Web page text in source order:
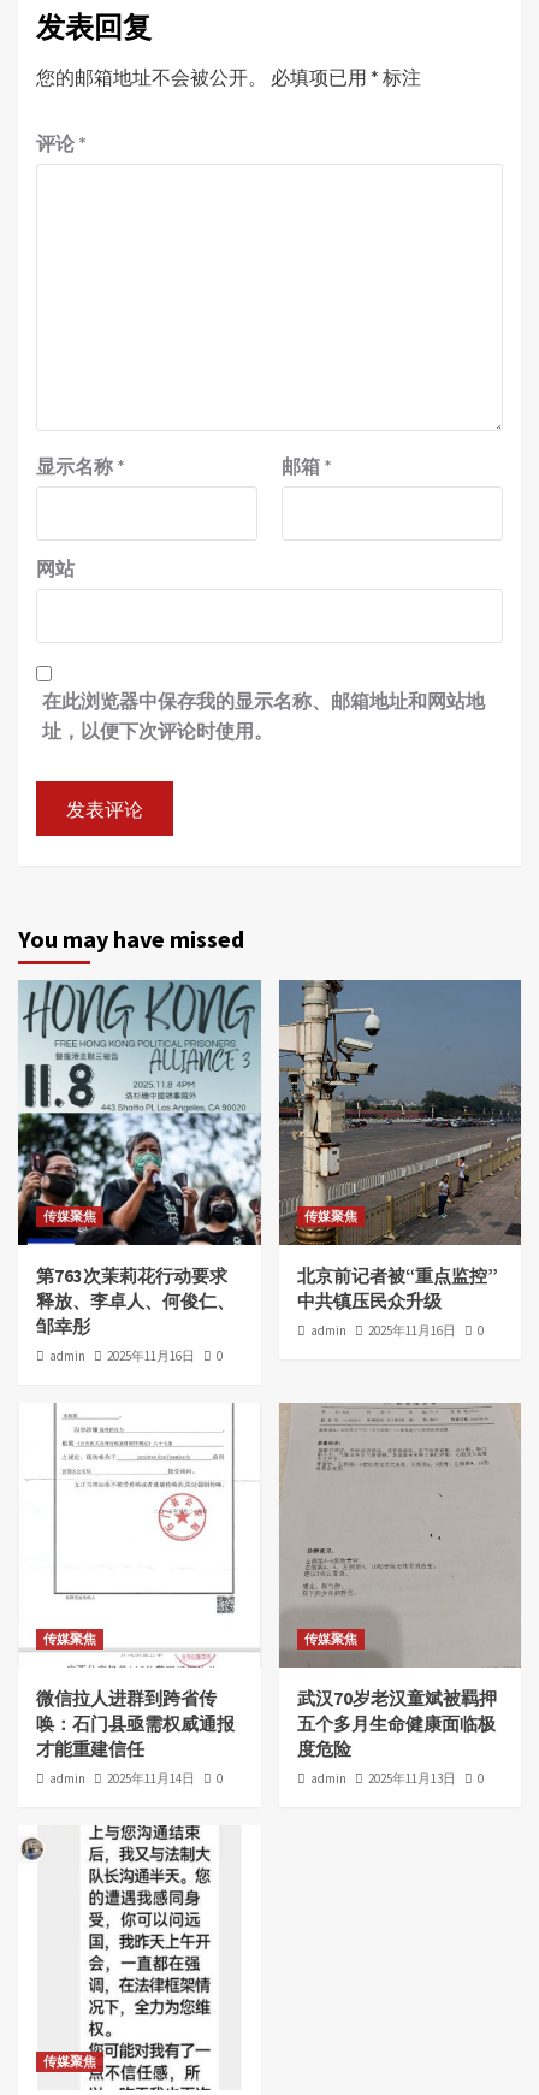
发表回复
您的邮箱地址不会被公开。 必填项已用 * 标注
评论 *
显示名称 * 邮箱 *
网站
在此浏览器中保存我的显示名称、邮箱地址和网站地
址，以便下次评论时使用。
You may have missed
传媒聚焦
第763次茉莉花行动要求
释放、李卓人、何俊仁、
邹幸彤
admin 2025年11月16日 0
传媒聚焦
北京前记者被“重点监控”
中共镇压民众升级
admin 2025年11月16日 0
传媒聚焦
微信拉人进群到跨省传
唤：石门县亟需权威通报
才能重建信任
admin 2025年11月14日 0
传媒聚焦
武汉70岁老汉童斌被羁押
五个多月生命健康面临极
度危险
admin 2025年11月13日 0
传媒聚焦